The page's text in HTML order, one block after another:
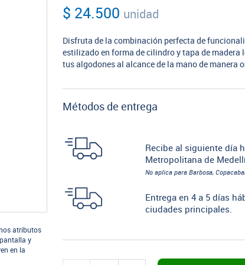
atributos
y
en la
$ 24.500 unidad
Disfruta de la combinación perfecta de
estilizado en forma de cilindro y tapa de
tus algodones al alcance de la mano de manera
Métodos de entrega
Recibe al siguiente día
Metropolitana de
No aplica para Barbosa,
Entrega en 4 a 5 días
ciudades principales.